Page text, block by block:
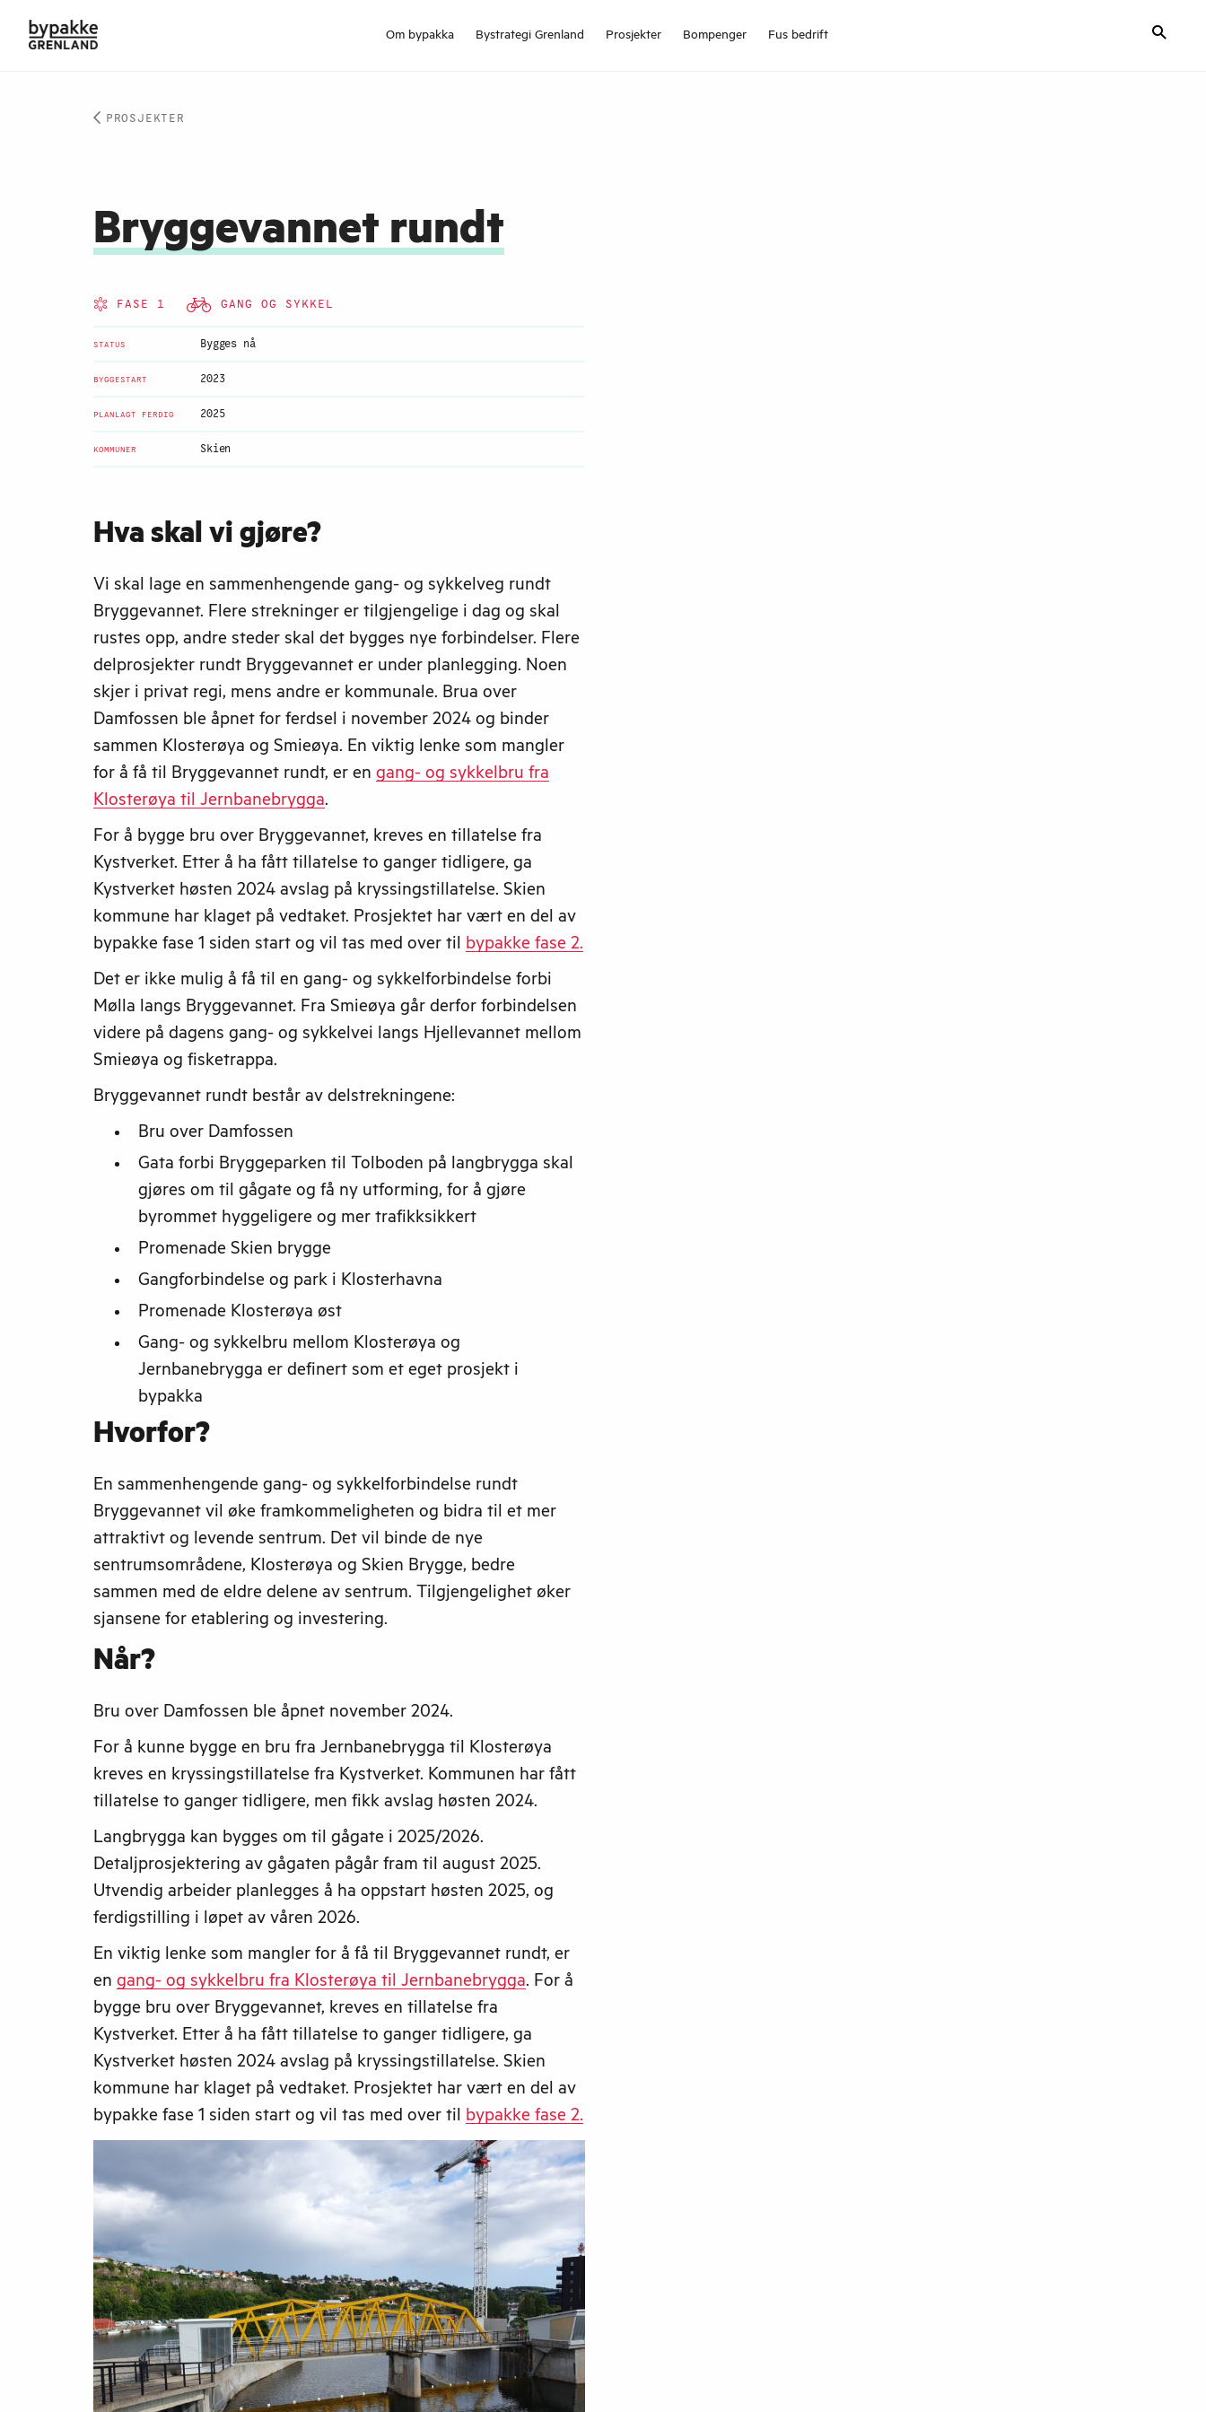
Om bypakka Bystrategi Grenland Prosjekter Bompenger Fus bedrift
PROSJEKTER
Bryggevannet rundt
FASE 1 GANG OG SYKKEL
STATUS Bygges nå
BYGGESTART 2023
PLANLAGT FERDIG 2025
KOMMUNER Skien
Hva skal vi gjøre?
Vi skal lage en sammenhengende gang- og sykkelveg rundt
Bryggevannet. Flere strekninger er tilgjengelige i dag og skal
rustes opp, andre steder skal det bygges nye forbindelser. Flere
delprosjekter rundt Bryggevannet er under planlegging. Noen
skjer i privat regi, mens andre er kommunale. Brua over
Damfossen ble åpnet for ferdsel i november 2024 og binder
sammen Klosterøya og Smieøya. En viktig lenke som mangler
for å få til Bryggevannet rundt, er en gang- og sykkelbru fra
Klosterøya til Jernbanebrygga.
For å bygge bru over Bryggevannet, kreves en tillatelse fra
Kystverket. Etter å ha fått tillatelse to ganger tidligere, ga
Kystverket høsten 2024 avslag på kryssingstillatelse. Skien
kommune har klaget på vedtaket. Prosjektet har vært en del av
bypakke fase 1 siden start og vil tas med over til bypakke fase 2.
Det er ikke mulig å få til en gang- og sykkelforbindelse forbi
Mølla langs Bryggevannet. Fra Smieøya går derfor forbindelsen
videre på dagens gang- og sykkelvei langs Hjellevannet mellom
Smieøya og fisketrappa.
Bryggevannet rundt består av delstrekningene:
Bru over Damfossen
Gata forbi Bryggeparken til Tolboden på langbrygga skal
gjøres om til gågate og få ny utforming, for å gjøre
byrommet hyggeligere og mer trafikksikkert
Promenade Skien brygge
Gangforbindelse og park i Klosterhavna
Promenade Klosterøya øst
Gang- og sykkelbru mellom Klosterøya og
Jernbanebrygga er definert som et eget prosjekt i
bypakka
Hvorfor?
En sammenhengende gang- og sykkelforbindelse rundt
Bryggevannet vil øke framkommeligheten og bidra til et mer
attraktivt og levende sentrum. Det vil binde de nye
sentrumsområdene, Klosterøya og Skien Brygge, bedre
sammen med de eldre delene av sentrum. Tilgjengelighet øker
sjansene for etablering og investering.
Når?
Bru over Damfossen ble åpnet november 2024.
For å kunne bygge en bru fra Jernbanebrygga til Klosterøya
kreves en kryssingstillatelse fra Kystverket. Kommunen har fått
tillatelse to ganger tidligere, men fikk avslag høsten 2024.
Langbrygga kan bygges om til gågate i 2025/2026.
Detaljprosjektering av gågaten pågår fram til august 2025.
Utvendig arbeider planlegges å ha oppstart høsten 2025, og
ferdigstilling i løpet av våren 2026.
En viktig lenke som mangler for å få til Bryggevannet rundt, er
en gang- og sykkelbru fra Klosterøya til Jernbanebrygga. For å
bygge bru over Bryggevannet, kreves en tillatelse fra
Kystverket. Etter å ha fått tillatelse to ganger tidligere, ga
Kystverket høsten 2024 avslag på kryssingstillatelse. Skien
kommune har klaget på vedtaket. Prosjektet har vært en del av
bypakke fase 1 siden start og vil tas med over til bypakke fase 2.